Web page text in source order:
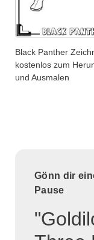
Black Panther
kostenlos zum
und Ausmalen
Gönn dir
Pause